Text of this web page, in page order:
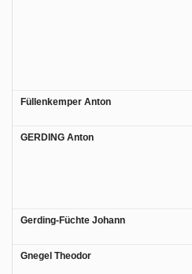
Füllenkemper Anton
GERDING Anton
Gerding-Füchte Johann
Gnegel Theodor